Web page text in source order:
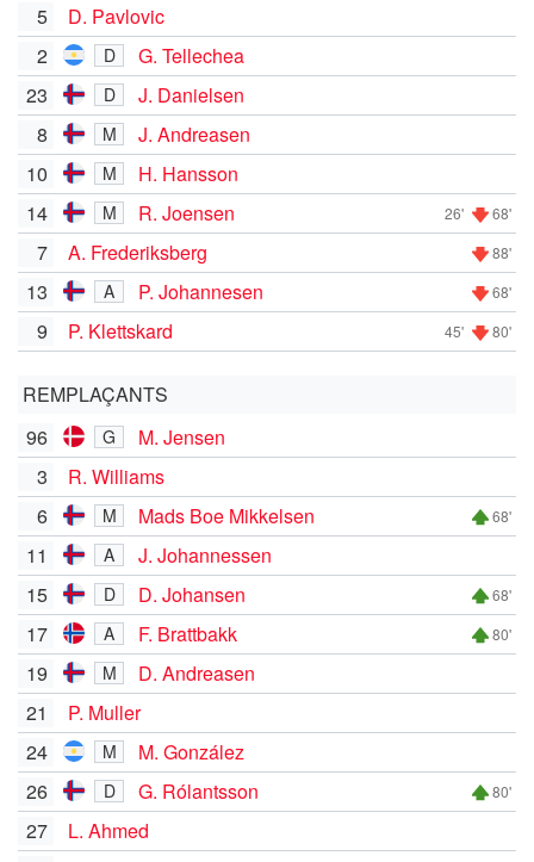
5
D. Pavlovic
2
D
G. Tellechea
23
D
J. Danielsen
8
M
J. Andreasen
10
M
H. Hansson
14
M R. Joensen 26' 68'
7 A. Frederiksberg 88'
13 A P. Johannesen 68'
9 P. Klettskard 45' 80'
REMPLAÇANTS
96
G
M. Jensen
3
R. Williams
6
M Mads Boe Mikkelsen 68'
11 A
J. Johannessen
15
D D. Johansen 68'
17 A F. Brattbakk 80'
19 M
D. Andreasen
21
P. Muller
24
M
M. González
26
D G. Rólantsson 80'
27
L. Ahmed